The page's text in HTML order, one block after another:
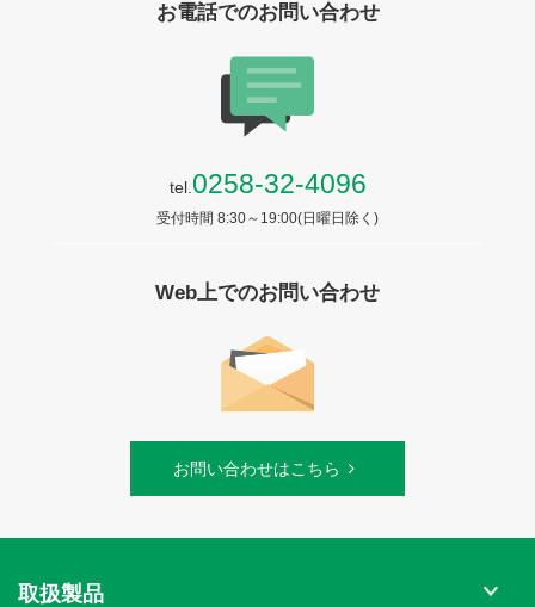
お電話でのお問い合わせ
tel.0258-32-4096
受付時間 8:30～19:00(日曜日除く)
Web上でのお問い合わせ
お問い合わせはこちら
取扱製品